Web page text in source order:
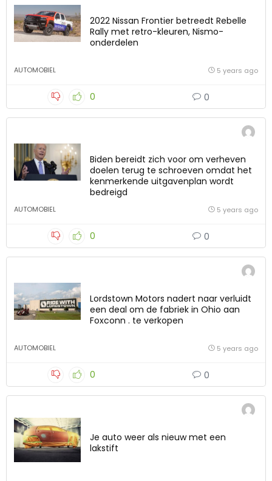
2022 Nissan Frontier betreedt Rebelle
Rally met retro-kleuren, Nismo-
onderdelen
AUTOMOBIEL 5 years ago
0 0
Biden bereidt zich voor om verheven
doelen terug te schroeven omdat het
kenmerkende uitgavenplan wordt
bedreigd
AUTOMOBIEL 5 years ago
0 0
Lordstown Motors nadert naar verluidt
een deal om de fabriek in Ohio aan
Foxconn . te verkopen
AUTOMOBIEL 5 years ago
0 0
Je auto weer als nieuw met een
lakstift